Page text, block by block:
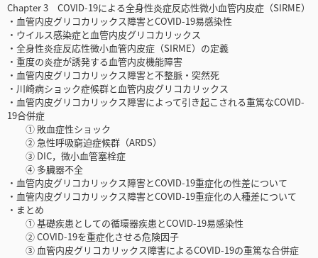
Chapter 3 COVID-19による全身性炎症反応性微小血管内皮症（SIRME）
・血管内皮グリコカリックス障害とCOVID-19易感染性
・ウイルス感染症と血管内皮グリコカリックス
・全身性炎症反応性微小血管内皮症（SIRME）の定義
・重度の炎症が誘発する血管内皮機能障害
・血管内皮グリコカリックス障害と不整脈・突然死
・川崎病ショック症候群と血管内皮グリコカリックス
・血管内皮グリコカリックス障害によって引き起こされる重篤なCOVID-
19合併症
① 敗血症性ショック
② 急性呼吸窮迫症候群（ARDS）
③ DIC，微小血管塞栓症
④ 多臓器不全
・血管内皮グリコカリックス障害とCOVID-19重症化の性差について
・血管内皮グリコカリックス障害とCOVID-19重症化の人種差について
・まとめ
① 基礎疾患としての循環器疾患とCOVID-19易感染性
② COVID-19を重症化させる危険因子
③ 血管内皮グリコカリックス障害によるCOVID-19の重篤な合併症